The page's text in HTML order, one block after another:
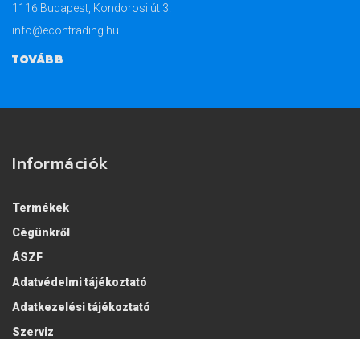
1116 Budapest, Kondorosi út 3.
info@econtrading.hu
TOVÁBB
Információk
Termékek
Cégünkről
ÁSZF
Adatvédelmi tájékoztató
Adatkezelési tájékoztató
Szerviz